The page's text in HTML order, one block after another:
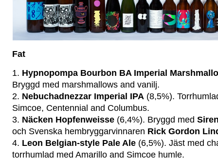
Fat
1. Hypnopompa Bourbon BA Imperial
Bryggd med marshmallows and vanilj.
2. Nebuchadnezzar Imperial IPA (8,5%).
Simcoe, Centennial and Columbus.
3. Näcken Hopfenweisse (6,4%). Bryggd med
och Svenska hembryggarvinnaren Rick Gordon
4. Leon Belgian-style Pale Ale (6,5%). Jäst med
torrhumlad med Amarillo and Simcoe humle.